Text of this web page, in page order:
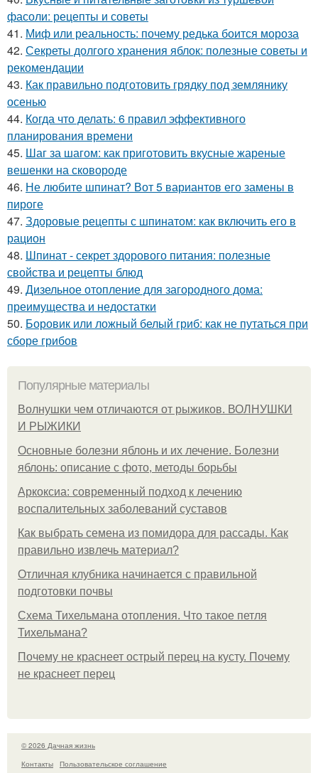
фасоли: рецепты и советы
41. Миф или реальность: почему редька боится мороза
42. Секреты долгого хранения яблок: полезные советы и
рекомендации
43. Как правильно подготовить грядку под землянику
осенью
44. Когда что делать: 6 правил эффективного
планирования времени
45. Шаг за шагом: как приготовить вкусные жареные
вешенки на сковороде
46. Не любите шпинат? Вот 5 вариантов его замены в
пироге
47. Здоровые рецепты с шпинатом: как включить его в
рацион
48. Шпинат - секрет здорового питания: полезные
свойства и рецепты блюд
49. Дизельное отопление для загородного дома:
преимущества и недостатки
50. Боровик или ложный белый гриб: как не путаться при
сборе грибов
Популярные материалы
Волнушки чем отличаются от рыжиков. ВОЛНУШКИ
И РЫЖИКИ
Основные болезни яблонь и их лечение. Болезни
яблонь: описание с фото, методы борьбы
Аркоксиа: современный подход к лечению
воспалительных заболеваний суставов
Как выбрать семена из помидора для рассады. Как
правильно извлечь материал?
Отличная клубника начинается с правильной
подготовки почвы
Схема Тихельмана отопления. Что такое петля
Тихельмана?
Почему не краснеет острый перец на кусту. Почему
не краснеет перец
© 2026 Дачная жизнь
Контакты
Пользовательское соглашение